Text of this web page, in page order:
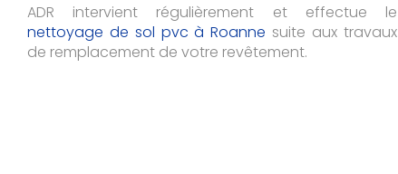
ADR intervient régulièrement et effectue le
nettoyage de sol pvc à Roanne suite aux travaux
de remplacement de votre revêtement.